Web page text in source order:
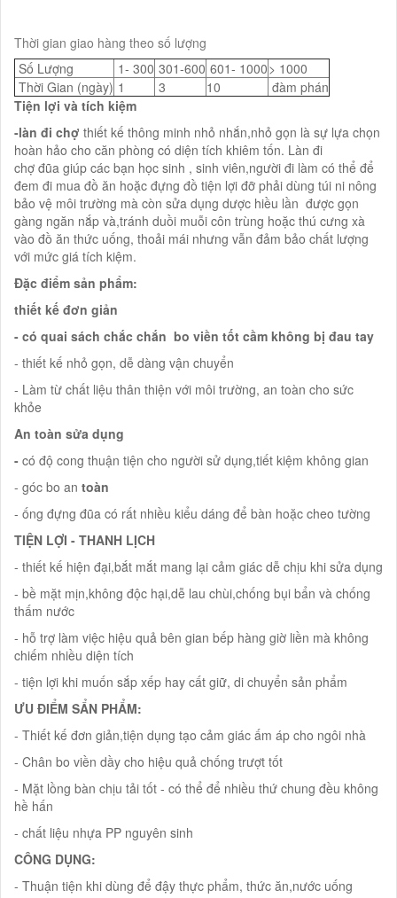
Thời gian giao hàng theo số lượng
Số Lượng
1- 300 301-600 601- 1000> 1000
Thời Gian (ngày) 1 3 10
đàm phán
Tiện lợi và tích kiệm
-làn đi chợ thiết kế thông minh nhỏ nhắn,nhỏ gọn là sự lựa chọn
hoàn hảo cho căn phòng có diện tích khiêm tốn. Làn đi
chợ đũa giúp các bạn học sinh , sinh viên,người đi làm có thể để
đem đi mua đồ ăn hoặc đựng đồ tiện lợi đỡ phải dùng túi ni nông
bảo vệ môi trường mà còn sửa dụng dược hiều lần được gọn
gàng ngăn nắp và,tránh duồi muỗi côn trùng hoặc thú cưng xà
vào đồ ăn thức uống, thoải mái nhưng vẫn đảm bảo chất lượng
với mức giá tích kiệm.
Đặc điểm sản phẩm:
thiết kế đơn giản
- có quai sách chắc chắn bo viền tốt cầm không bị đau tay
- thiết kế nhỏ gọn, dễ dàng vận chuyển
- Làm từ chất liệu thân thiện với môi trường, an toàn cho sức
khỏe
An toàn sửa dụng
- có độ cong thuận tiện cho người sử dụng,tiết kiệm không gian
- góc bo an toàn
- ống đựng đũa có rất nhiều kiểu dáng để bàn hoặc cheo tường
TIỆN LỢI - THANH LỊCH
- thiết kế hiện đại,bắt mắt mang lại cảm giác dễ chịu khi sửa dụng
- bề mặt mịn,không độc hại,dễ lau chùi,chống bụi bẩn và chống
thấm nước
- hỗ trợ làm việc hiệu quả bên gian bếp hàng giờ liền mà không
chiếm nhiều diện tích
- tiện lợi khi muốn sắp xếp hay cất giữ, di chuyển sản phẩm
ƯU ĐIỂM SẨN PHẨM:
- Thiết kế đơn giản,tiện dụng tạo cảm giác ấm áp cho ngôi nhà
- Chân bo viền dầy cho hiệu quả chống trượt tốt
- Mặt lồng bàn chịu tải tốt - có thể để nhiều thứ chung đều không
hề hấn
- chất liệu nhựa PP nguyên sinh
CÔNG DỤNG:
- Thuận tiện khi dùng để đậy thực phẩm, thức ăn,nước uống